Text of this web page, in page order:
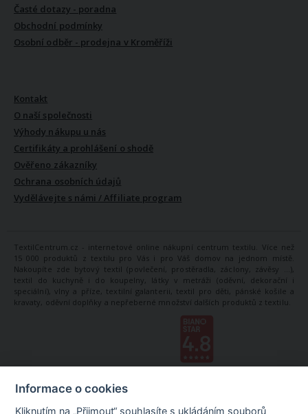
Časté dotazy - poradna
Obchodní podmínky
Osobní odběr - prodejna v Kroměříži
Kontakt
O naší společnosti
Výhody nákupu u nás
Certifikáty a prohlášení o shodě
Ověřeno zákazníky
Ochrana osobních údajů
Vydělávejte s námi / Affiliate program
TextilCentrum.cz - internetové online nákupní centrum textilu. Více než
15 000 produktů z textilu pro Vás i pro Váš domov na jednom místě.
Nakoupíte zde bytový textil (povlečení, prostěradla, záclony, závěsy ...),
textil do kuchyně i do koupelny, látky v metráži (oděvní, dekorační i
speciální), vlny a příze, textilní galanterii, textil pro děti, pánské košile a
kravaty, oděvní doplňky a nepřeberné množství dalších produktů z textilu.
Informace o cookies
Kliknutím na „Přijmout“ souhlasíte s ukládáním souborů